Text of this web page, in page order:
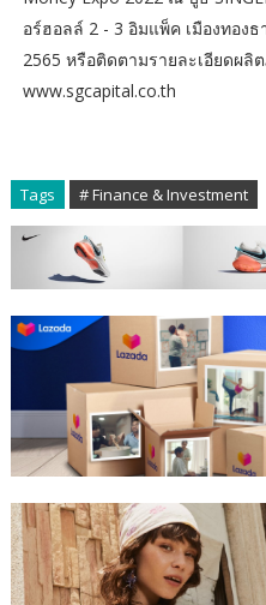
อร์ฮอลล์ 2 - 3 อิมแพ็ค เมืองทอง
2565 หรือติดตามรายละเอียดผ
www.sgcapital.co.th
Tags # Finance & Investment